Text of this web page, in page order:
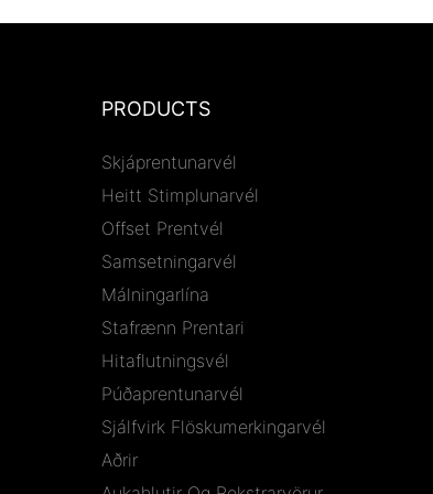
PRODUCTS
Skjáprentunarvél
Heitt Stimplunarvél
Offset Prentvél
Samsetningarvél
Málningarlína
Stafrænn Prentari
Hitaflutningsvél
Púðaprentunarvél
Sjálfvirk Flöskumerkingarvél
Aðrir